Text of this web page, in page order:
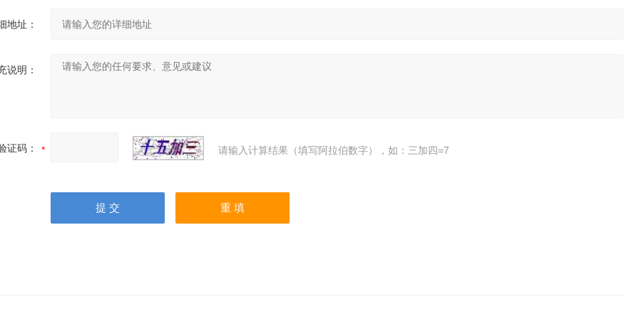
地址：
说明：
证码： 请输入计算结果（填写阿拉伯数字），如：三加四=7